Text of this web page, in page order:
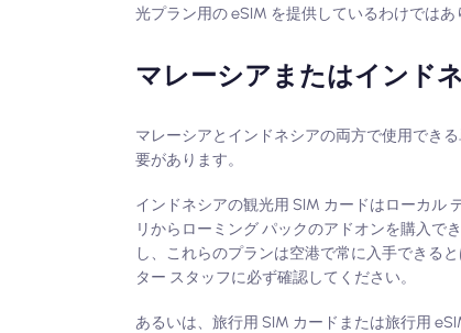
光プラン用の eSIM を提供しているわけではあ
マレーシアまたはインド
マレーシアとインドネシアの両方で使用でき
要があります。
インドネシアの観光用 SIM カードはローカル
リからローミング パックのアドオンを購入で
し、これらのプランは空港で常に入手できる
ター スタッフに必ず確認してください。
あるいは、旅行用 SIM カードまたは旅行用